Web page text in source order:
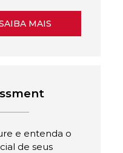
MAIS
e entenda o
de seus